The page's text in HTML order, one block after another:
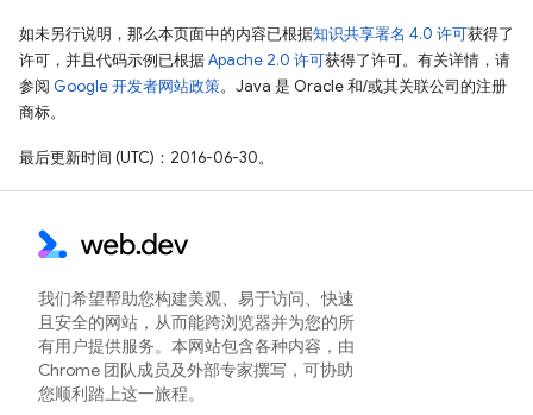
如未另行说明，那么本页面中的内容已根据知识共享署名 4.0 许可获得了
许可，并且代码示例已根据Apache 2.0 许可获得了许可。有关详情，请
参阅 Google 开发者网站政策。Java 是 Oracle 和/或其关联公司的注册
商标。
最后更新时间 (UTC)：2016-06-30。
我们希望帮助您构建美观、易于访问、快速
且安全的网站，从而能跨浏览器并为您的所
有用户提供服务。本网站包含各种内容，由
Chrome 团队成员及外部专家撰写，可协助
您顺利踏上这一旅程。